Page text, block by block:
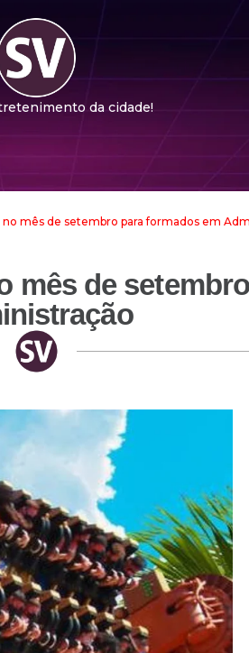
da cidade!
mês de setembro para formados em
mês de